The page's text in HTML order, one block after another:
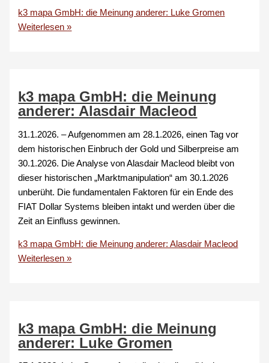
k3 mapa GmbH: die Meinung anderer: Luke Gromen
Weiterlesen »
k3 mapa GmbH: die Meinung
anderer: Alasdair Macleod
31.1.2026. – Aufgenommen am 28.1.2026, einen Tag vor
dem historischen Einbruch der Gold und Silberpreise am
30.1.2026. Die Analyse von Alasdair Macleod bleibt von
dieser historischen „Marktmanipulation“ am 30.1.2026
unberüht. Die fundamentalen Faktoren für ein Ende des
FIAT Dollar Systems bleiben intakt und werden über die
Zeit an Einfluss gewinnen.
k3 mapa GmbH: die Meinung anderer: Alasdair Macleod
Weiterlesen »
k3 mapa GmbH: die Meinung
anderer: Luke Gromen